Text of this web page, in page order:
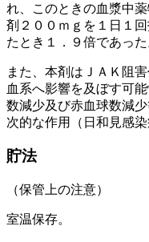
れ、このときの血漿中
剤２００ｍｇを１日１
たとき１．９倍であった
また、本剤はＪＡＫ阻
血系へ影響を及ぼす可
数減少及び赤血球数減
次的な作用（日和見感
貯法
（保管上の注意）
室温保存。